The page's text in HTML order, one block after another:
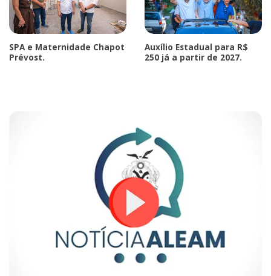
SPA e Maternidade Chapot
Prévost.
Auxílio Estadual para R$
250 já a partir de 2027.